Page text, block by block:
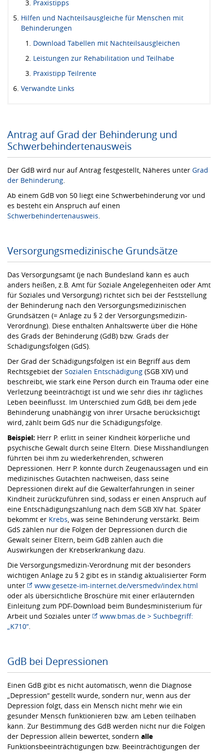
Praxistipps
Hilfen und Nachteilsausgleiche für Menschen mit
Behinderungen
Download Tabellen mit Nachteilsausgleichen
Leistungen zur Rehabilitation und Teilhabe
Praxistipp Teilrente
Verwandte Links
Antrag auf Grad der Behinderung und
Schwerbehindertenausweis
Der GdB wird nur auf Antrag festgestellt, Näheres unter Grad
der Behinderung
Ab einem GdB von 50 liegt eine Schwerbehinderung vor und
es besteht ein Anspruch auf einen
Schwerbehindertenausweis
Versorgungsmedizinische Grundsätze
Das Versorgungsamt (je nach Bundesland kann es auch
anders heißen, z.B. Amt für Soziale Angelegenheiten oder Amt
für Soziales und Versorgung) richtet sich bei der Feststellung
der Behinderung nach den Versorgungsmedizinischen
Grundsätzen (= Anlage zu § 2 der Versorgungsmedizin-
Verordnung). Diese enthalten Anhaltswerte über die Höhe
des Grads der Behinderung (GdB) bzw. Grads der
Schädigungsfolgen (GdS).
Der Grad der Schädigungsfolgen ist ein Begriff aus dem
Rechtsgebiet der Sozialen Entschädigung (SGB XIV) und
beschreibt, wie stark eine Person durch ein Trauma oder eine
Verletzung beeinträchtigt ist und wie sehr dies ihr tägliches
Leben beeinflusst. Im Unterschied zum GdB, bei dem jede
Behinderung unabhängig von ihrer Ursache berücksichtigt
wird, zählt beim GdS nur die Schädigungsfolge.
Beispiel: Herr P. erlitt in seiner Kindheit körperliche und
psychische Gewalt durch seine Eltern. Diese Misshandlungen
führten bei ihm zu wiederkehrenden, schweren
Depressionen. Herr P. konnte durch Zeugenaussagen und ein
medizinisches Gutachten nachweisen, dass seine
Depressionen direkt auf die Gewalterfahrungen in seiner
Kindheit zurückzuführen sind, sodass er einen Anspruch auf
eine Entschädigungszahlung nach dem SGB XIV hat. Später
bekommt er Krebs , was seine Behinderung verstärkt. Beim
GdS zählen nur die Folgen der Depressionen durch die
Gewalt seiner Eltern, beim GdB zählen auch die
Auswirkungen der Krebserkrankung dazu.
Die Versorgungsmedizin-Verordnung mit der besonders
wichtigen Anlage zu § 2 gibt es in ständig aktualisierter Form
unter
www.gesetze-im-internet.de/versmedv/index.html
oder als übersichtliche Broschüre mit einer erläuternden
Einleitung zum PDF-Download beim Bundesministerium für
Arbeit und Soziales unter
www.bmas.de > Suchbegriff:
„K710“
GdB bei Depressionen
Einen GdB gibt es nicht automatisch, wenn die Diagnose
„Depression“ gestellt wurde, sondern nur, wenn aus der
Depression folgt, dass ein Mensch nicht mehr wie ein
gesunder Mensch funktionieren bzw. am Leben teilhaben
kann. Zur Bestimmung des GdB werden nicht nur die Folgen
der Depression allein bewertet, sondern alle
Funktionsbeeinträchtigungen bzw. Beeinträchtigungen der